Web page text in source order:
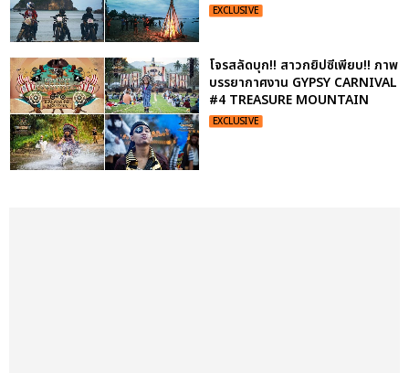
EXCLUSIVE
โจรสลัดบุก!! สาวกยิปซีเพียบ!! ภาพ
บรรยากาศงาน GYPSY CARNIVAL
#4 TREASURE MOUNTAIN
EXCLUSIVE